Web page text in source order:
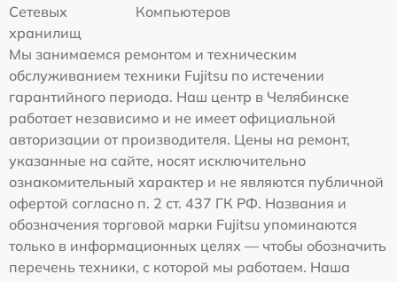
Сетевых
хранилищ
Компьютеров
Мы занимаемся ремонтом и техническим
обслуживанием техники Fujitsu по истечении
гарантийного периода. Наш центр в Челябинске
работает независимо и не имеет официальной
авторизации от производителя. Цены на ремонт,
указанные на сайте, носят исключительно
ознакомительный характер и не являются публичной
офертой согласно п. 2 ст. 437 ГК РФ. Названия и
обозначения торговой марки Fujitsu упоминаются
только в информационных целях — чтобы обозначить
перечень техники, с которой мы работаем. Наша